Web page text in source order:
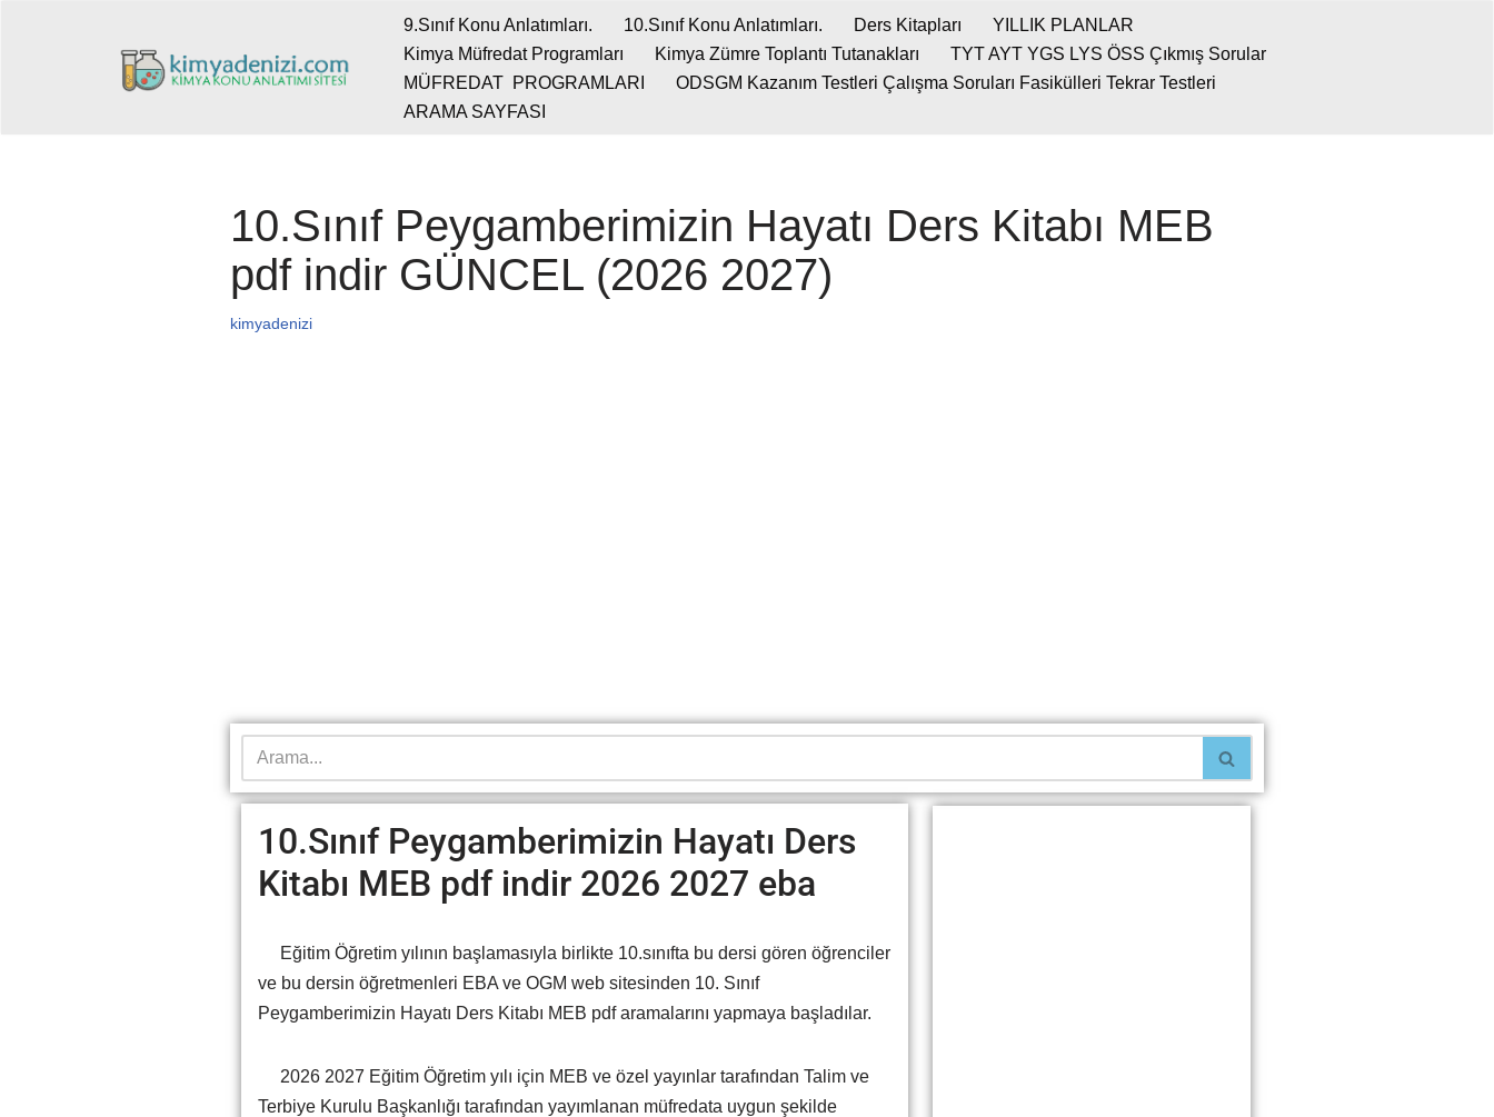
9.Sınıf Konu Anlatımları. 10.Sınıf Konu Anlatımları. Ders Kitapları
YILLIK PLANLAR
Kimya Müfredat Programları
Kimya Zümre Toplantı Tutanakları
TYT AYT YGS LYS ÖSS Çıkmış Sorular
MÜFREDAT PROGRAMLARI
ODSGM Kazanım Testleri Çalışma Soruları Fasikülleri Tekrar Testleri
ARAMA SAYFASI
10.Sınıf Peygamberimizin Hayatı Ders Kitabı MEB
pdf indir GÜNCEL (2026 2027)
kimyadenizi
10.Sınıf Peygamberimizin Hayatı Ders
Kitabı MEB pdf indir 2026 2027 eba
Eğitim Öğretim yılının başlamasıyla birlikte 10.sınıfta bu dersi gören öğrenciler
ve bu dersin öğretmenleri EBA ve OGM web sitesinden 10. Sınıf
Peygamberimizin Hayatı Ders Kitabı MEB pdf aramalarını yapmaya başladılar.
2026 2027 Eğitim Öğretim yılı için MEB ve özel yayınlar tarafından Talim ve
Terbiye Kurulu Başkanlığı tarafından yayımlanan müfredata uygun şekilde